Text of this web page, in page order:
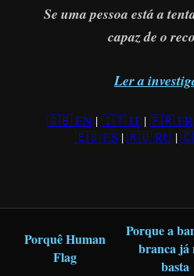
Se uma pessoa está a
capaz de o
Ler a
🇬🇧 EN|🇮🇹 IT|🇫🇷 FR
🇪🇸 ES |🇷🇺 RU |
Porquê Human
Flag
Porque a
branca já
basta